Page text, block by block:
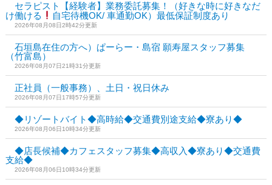
セラピスト【経験者】業務委託募集！（好きな時に好きなだ
け働ける
自宅待機OK/ 車通勤OK）最低保証制度あり
2026年08月08日2時42分更新
石垣島在住の方へ）ぱーらー・島宿 願寿屋スタッフ募集
（竹富島）
2026年08月07日21時31分更新
正社員（一般事務）、土日・祝日休み
2026年08月07日17時57分更新
◆リゾートバイト◆高時給◆交通費別途支給◆寮あり◆
2026年08月06日10時34分更新
◆店長候補◆カフェスタッフ募集◆高収入◆寮あり◆交通費
支給◆
2026年08月06日10時34分更新